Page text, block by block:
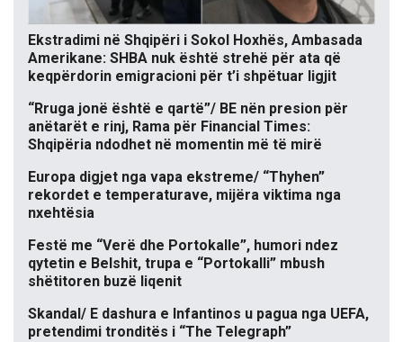
Ekstradimi në Shqipëri i Sokol Hoxhës, Ambasada
Amerikane: SHBA nuk është strehë për ata që
keqpërdorin emigracioni për t’i shpëtuar ligjit
“Rruga jonë është e qartë”/ BE nën presion për
anëtarët e rinj, Rama për Financial Times:
Shqipëria ndodhet në momentin më të mirë
Europa digjet nga vapa ekstreme/ “Thyhen”
rekordet e temperaturave, mijëra viktima nga
nxehtësia
Festë me “Verë dhe Portokalle”, humori ndez
qytetin e Belshit, trupa e “Portokalli” mbush
shëtitoren buzë liqenit
Skandal/ E dashura e Infantinos u pagua nga UEFA,
pretendimi tronditës i “The Telegraph”